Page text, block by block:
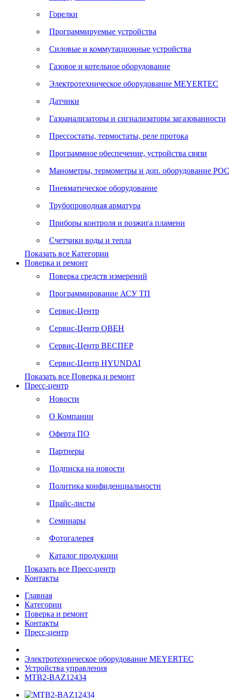
Горелки
Программируемые устройства
Силовые и коммутационные устройства
Газовое и котельное оборудование
Электротехническое оборудование MEYERTEC
Датчики
Газоанализаторы и сигнализаторы загазованности
Прессостаты, термостаты, реле протока
Программное обеспечение, устройства связи
Манометры, термометры и доп. оборудование
Пневматическое оборудование
Трубопроводная арматура
Приборы контроля и розжига пламени
Счетчики воды и тепла
Показать все Категории
Поверка и ремонт
Поверка средств измерений
Программирование АСУ ТП
Сервис-Центр
Сервис-Центр ОВЕН
Сервис-Центр ВЕСПЕР
Сервис-Центр HYUNDAI
Показать все Поверка и ремонт
Пресс-центр
Новости
О Компании
Оферта ПО
Партнеры
Подписка на новости
Политика конфиденциальности
Прайс-листы
Семинары
Фотогалерея
Каталог продукции
Показать все Пресс-центр
Контакты
Главная
Категории
Поверка и ремонт
Контакты
Пресс-центр
Электротехническое оборудование MEYERTEC
Устройства управления
MTB2-BAZ12434